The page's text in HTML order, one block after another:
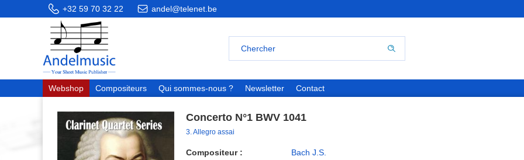
+32 59 70 32 22 andel@telenet.be
Webshop Compositeurs Qui sommes-nous ? Newsletter Contact
Concerto N°1 BWV 1041
3. Allegro assai
Compositeur :
Bach J.S.